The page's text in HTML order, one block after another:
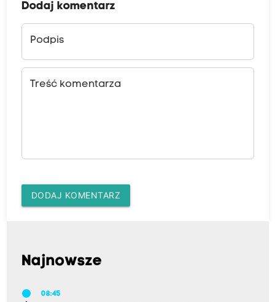
Dodaj komentarz
Podpis
Treść komentarza
DODAJ KOMENTARZ
Najnowsze
08:45